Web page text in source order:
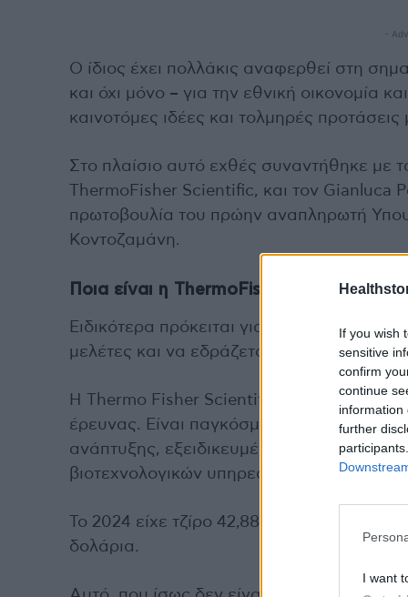
If you wish
sensitive
confirm
continue
information
further
I want
-
Ο ίδιος έχει πολλάκις αναφερθεί στη
και όχι μόνο – για την εθνική οικονομία
καινοτόμες ιδέες και τολμηρές
Στο πλαίσιο αυτό εχθές συναντήθηκε με
ThermoFisher Scientific, και τον Gianluca
πρωτοβουλία του πρώην αναπληρωτή
Κοντοζαμάνη.
Ποια είναι η ThermoFisher Scientific
Ειδικότερα πρόκειται για όμιλο
μελέτες και να εδράζεται στη χώρα μας.
Η Thermo Fisher Scientific Inc. είναι μια
έρευνας. Είναι παγκόσμιος προμηθευτής
ανάπτυξης, εξειδικευμένων
βιοτεχνολογικών υπηρεσιών.
Το 2024 είχε τζίρο 42,88 δισ. Η, δε,
δολάρια.